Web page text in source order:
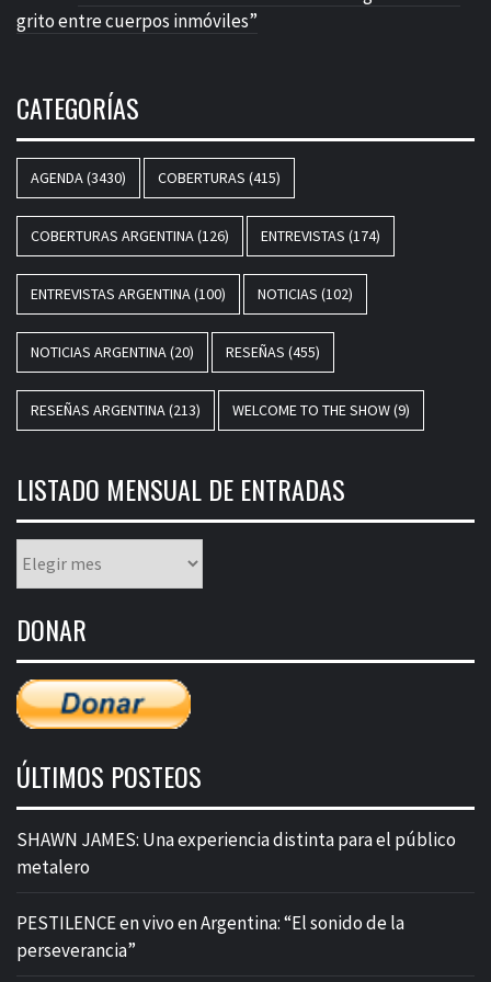
grito entre cuerpos inmóviles”
CATEGORÍAS
AGENDA(3430) COBERTURAS (415)
COBERTURAS ARGENTINA(126) ENTREVISTAS (174)
ENTREVISTAS ARGENTINA(100) NOTICIAS (102)
NOTICIAS ARGENTINA(20) RESEÑAS (455)
RESEÑAS ARGENTINA(213) WELCOME TO THE SHOW(9)
LISTADO MENSUAL DE ENTRADAS
mensual
entradas
DONAR
ÚLTIMOS POSTEOS
SHAWN JAMES: Una experiencia distinta para el público
metalero
PESTILENCE en vivo en Argentina: “El sonido de la
perseverancia”